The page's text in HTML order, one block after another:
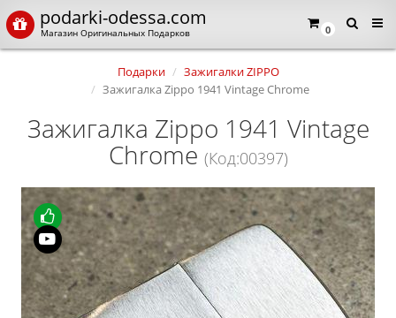
0
podarki-odessa.com
Магазин Оригинальных Подарков
Подарки
Зажигалки ZIPPO
Зажигалка Zippo 1941 Vintage Chrome
Зажигалка Zippo 1941 Vintage
Chrome (Код:00397)